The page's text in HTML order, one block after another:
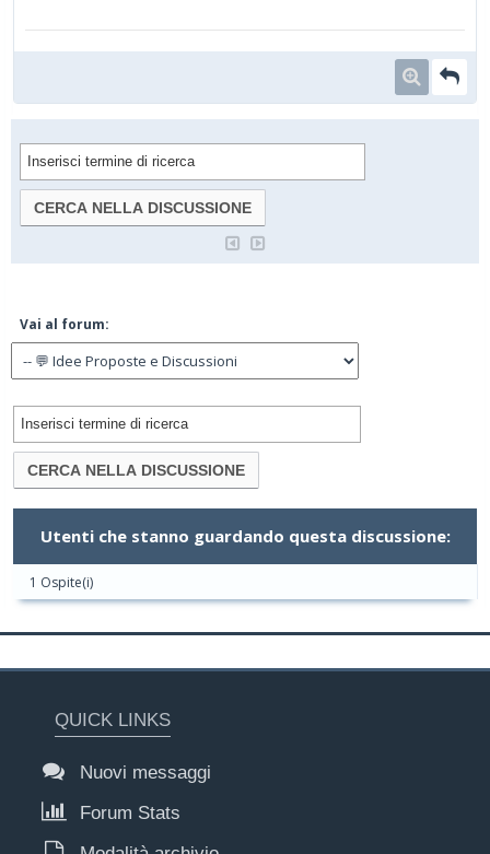
Vai al forum:
Utenti che stanno guardando questa discussione:
1 Ospite(i)
QUICK LINKS
Nuovi messaggi
Forum Stats